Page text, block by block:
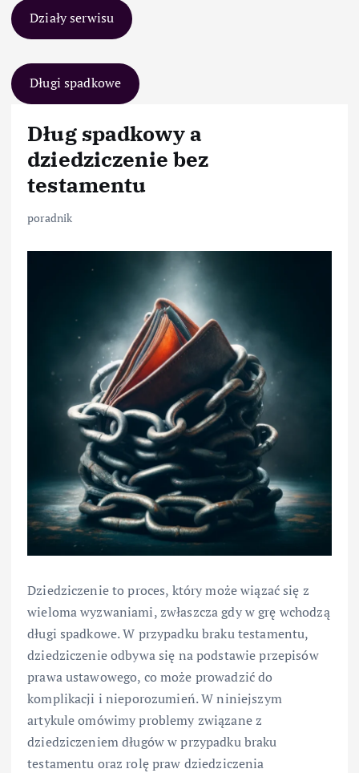
Działy serwisu
Długi spadkowe
Dług spadkowy a
dziedziczenie bez
testamentu
poradnik
Dziedziczenie to proces, który może wiązać się z
wieloma wyzwaniami, zwłaszcza gdy w grę wchodzą
długi spadkowe. W przypadku braku testamentu,
dziedziczenie odbywa się na podstawie przepisów
prawa ustawowego, co może prowadzić do
komplikacji i nieporozumień. W niniejszym
artykule omówimy problemy związane z
dziedziczeniem długów w przypadku braku
testamentu oraz rolę praw dziedziczenia